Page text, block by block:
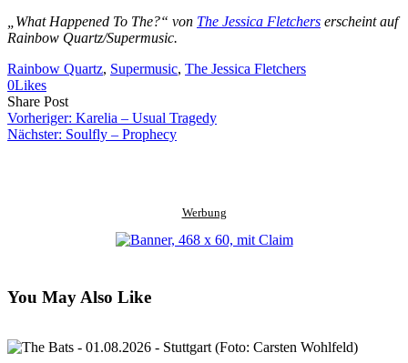
„What Happened To The?“ von The Jessica Fletchers erscheint auf
Rainbow Quartz/Supermusic.
Rainbow Quartz, Supermusic, The Jessica Fletchers
0Likes
Share PostShare
on
Facebook
Copy
URL
to
Send
Link
via
Vorheriger: Karelia – Usual Tragedy
Nächster: Soulfly – Prophecy
Werbung
You May Also Like